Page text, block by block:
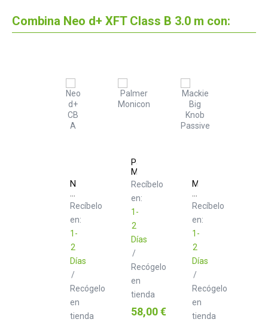
Combina Neo d+ XFT Class B 3.0 m con:
Neo
d+
CB
A
Recíbelo
en:
1-
2
Días
/
Recógelo
en
tienda
Palmer
Monicon
Recíbelo
en:
1-
2
Días
/
Recógelo
en
tienda
Precio
58,00 €
Mackie
Big
Knob
Passive
Recíbelo
en:
1-
2
Días
/
Recógelo
en
tienda